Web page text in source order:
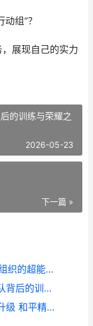
组”？
展现自己的实力
的训练与荣耀之
2026-05-23
下一篇 »
揭秘 极品id超自然行动组 探秘神秘组织的超能力行动
绝地求生之世界总冠军 揭秘冠军战队背后的训练与荣耀之路
和平精英新玩法大揭秘 游戏体验再升级 和平精英多了个新玩法亮点抢先看